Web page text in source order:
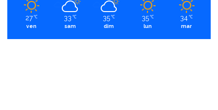
27 ℃
ven
33 ℃
sam
35 ℃
dim
35 ℃
lun
34 ℃
mar